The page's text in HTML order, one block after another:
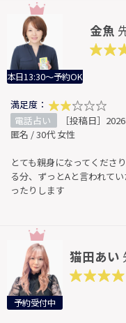
本日13:30～予約OK
金魚
満足度：
電話占い
［投稿日］
匿名 / 30代 女性
とても親身になってくださ
る分、ずっとAと言われて
ったりします
予約受付中
猫田あい